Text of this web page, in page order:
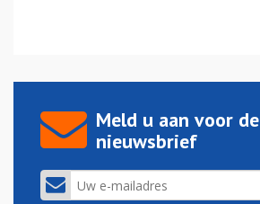
Meld u aan voor de
nieuwsbrief